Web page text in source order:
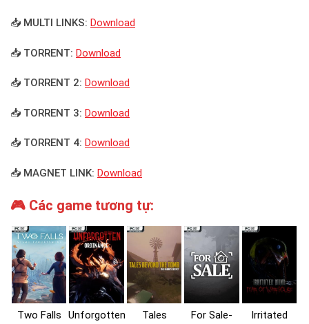
📥 MULTI LINKS: Download
📥 TORRENT: Download
📥 TORRENT 2: Download
📥 TORRENT 3: Download
📥 TORRENT 4: Download
📥 MAGNET LINK: Download
🎮 Các game tương tự:
Two Falls
Unforgotten
Tales
For Sale-
Irritated